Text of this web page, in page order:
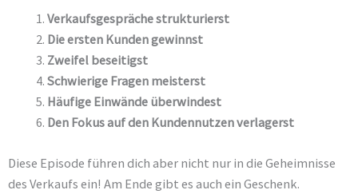
Verkaufsgespräche strukturierst
Die ersten Kunden gewinnst
Zweifel beseitigst
Schwierige Fragen meisterst
Häufige Einwände überwindest
Den Fokus auf den Kundennutzen verlagerst
Diese Episode führen dich aber nicht nur in die Geheimnisse
des Verkaufs ein! Am Ende gibt es auch ein Geschenk.